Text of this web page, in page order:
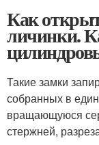
Как
личинки.
Такие замки
собранных в
вращающуюся
стержней,